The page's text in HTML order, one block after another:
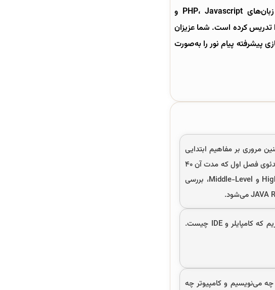
استاد امیراحمد هاشمی که خود فارغ‌التحصیل مهندسی برق از دانشگاه خواجه نصیر است تسلط بسیار بالایی به زبان‌های PHP، Javascript و
کرده است. شما عزیزان
پیشرفته پیام نور را به‌صورت
مروری بر مفاهیم ابتدایی
برنامه‌سازی کامپیوتر نیز خواهد داشت تا شما بهتر بتوانید برای یادگیری مباحث فصول آینده آماده باشید. ویدئوی فصل اول که مدت آن ۴۰
دقیقه است شامل مباحث: چرا برنامه‌نویسی، معرفی انواع زبان برنامه‌نویسی اعم از High-Level، Low-Level و Middle-Level، بررسی
در فصل دوم از دوره برنامه سازی پیشرفته پیام نور که یک فصل کوتاه و ۱۵ دقیقه‌ای است ابتدا یاد می‌گیریم که کامپایلر و IDE چیست.
چه می‌نویسیم و کامپیوتر چه